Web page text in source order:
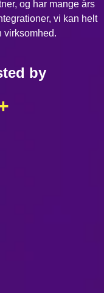
og har mange års
vi kan helt
virksomhed.
by